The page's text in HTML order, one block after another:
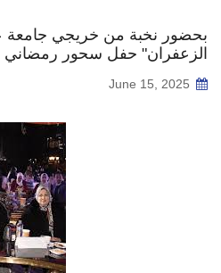
بحضور نخبة من خريجي
الزعفران" حفل سحور رمضاني
June 15, 2025